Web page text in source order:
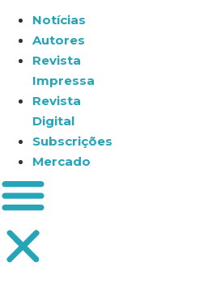
Notícias
Autores
Revista
Impressa
Revista
Digital
Subscrições
Mercado